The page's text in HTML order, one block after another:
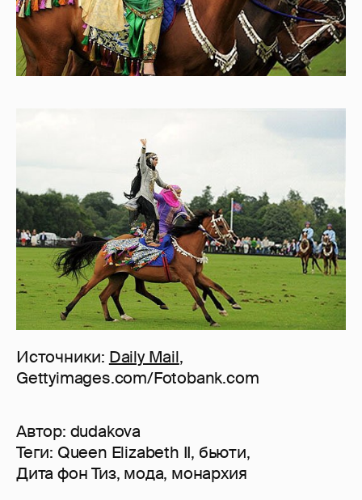
Источники: Daily Mail,
Gettyimages.com/Fotobank.com
Автор: dudakova
Теги: Queen Elizabeth II, бьюти,
Дита фон Тиз, мода, монархия